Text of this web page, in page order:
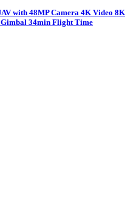
with 48MP Camera 4K Video 8K
34min Flight Time